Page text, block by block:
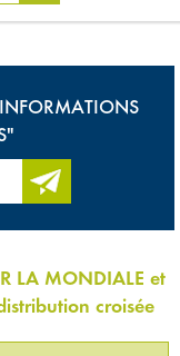
LA MONDIALE et
croisée